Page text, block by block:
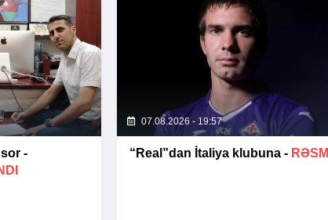
-
07.08.2026 - 19:57
“Real”dan İtaliya klubuna - RƏSMİ